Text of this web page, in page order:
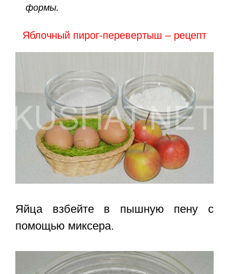
формы.
Яблочный пирог-перевертыш – рецепт
Яйца взбейте в пышную пену с
помощью миксера.